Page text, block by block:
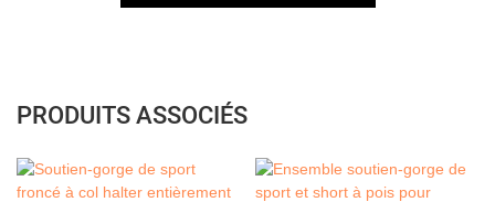
PRODUITS ASSOCIÉS